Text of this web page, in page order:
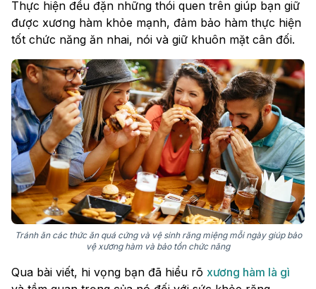
Thực hiện đều đặn những thói quen trên giúp bạn giữ
được xương hàm khỏe mạnh, đảm bảo hàm thực hiện
tốt chức năng ăn nhai, nói và giữ khuôn mặt cân đối.
Tránh ăn các thức ăn quá cứng và vệ sinh răng miệng mỗi ngày giúp bảo
vệ xương hàm và bảo tồn chức năng
Qua bài viết, hi vọng bạn đã hiểu rõ xương hàm là gì